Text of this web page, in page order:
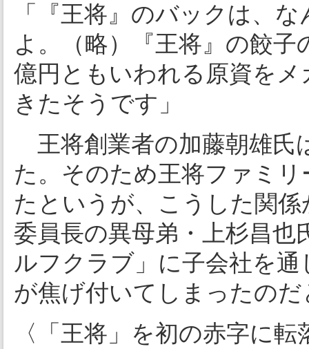
「『王将』のバックは、
よ。（略）『王将』の餃
億円ともいわれる原資を
きたそうです」
王将創業者の加藤朝雄氏
た。そのため王将ファミ
たというが、こうした関
委員長の異母弟・上杉昌
ルフクラブ」に子会社を
が焦げ付いてしまったの
〈「王将」を初の赤字に